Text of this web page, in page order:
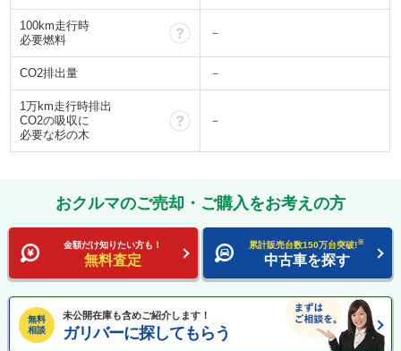
100km走行時
必要燃料
－
CO2排出量 －
1万km走行時排出
CO2の吸収に
必要な杉の木
－
おクルマのご売却・ご購入をお考えの方
金額だけ知りたい方も！
無料査定
累計販売台数150万台突破!※
中古車を探す
無料
相談
未公開在庫も含めご紹介します！
ガリバーに探してもらう